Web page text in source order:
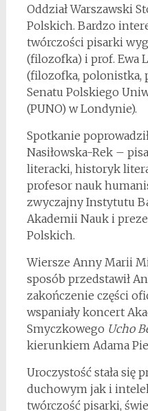
Oddział Warszawski
Polskich. Bardzo
twórczości pisarki
(filozofka) i prof. Ewa
(filozofka, polonistka,
Senatu Polskiego
(PUNO) w Londynie).
Spotkanie
Nasiłowska-Rek –
literacki, historyk
profesor nauk
zwyczajny Instytutu
Akademii Nauk i
Polskich.
Wiersze Anny Marii
sposób przedstawił
zakończenie części
wspaniały koncert
Smyczkowego Ucho
kierunkiem Adama
Uroczystość stała się
duchowym jak i
twórczość pisarki,